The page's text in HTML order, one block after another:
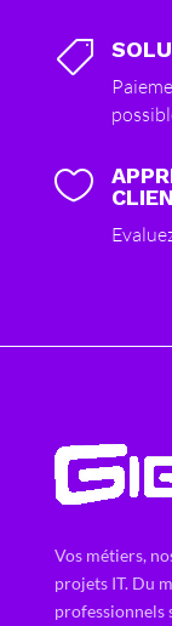


Vos métiers,
projets IT. Du
professionnels